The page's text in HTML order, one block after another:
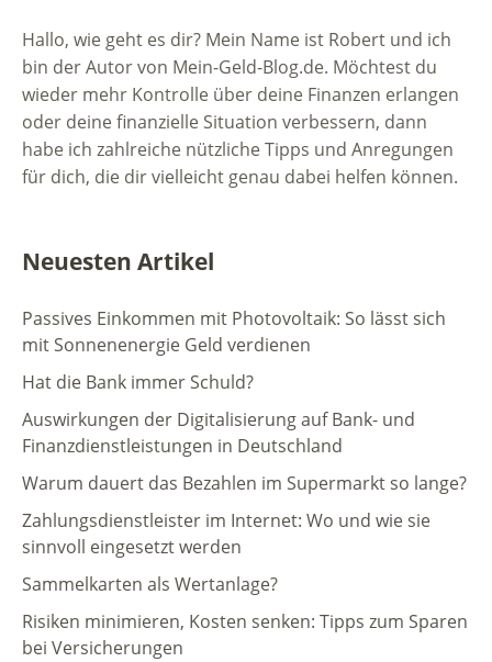
Hallo, wie geht es dir? Mein Name ist Robert und ich
bin der Autor von Mein-Geld-Blog.de. Möchtest du
wieder mehr Kontrolle über deine Finanzen erlangen
oder deine finanzielle Situation verbessern, dann
habe ich zahlreiche nützliche Tipps und Anregungen
für dich, die dir vielleicht genau dabei helfen können.
Neuesten Artikel
Passives Einkommen mit Photovoltaik: So lässt sich
mit Sonnenenergie Geld verdienen
Hat die Bank immer Schuld?
Auswirkungen der Digitalisierung auf Bank- und
Finanzdienstleistungen in Deutschland
Warum dauert das Bezahlen im Supermarkt so lange?
Zahlungsdienstleister im Internet: Wo und wie sie
sinnvoll eingesetzt werden
Sammelkarten als Wertanlage?
Risiken minimieren, Kosten senken: Tipps zum Sparen
bei Versicherungen